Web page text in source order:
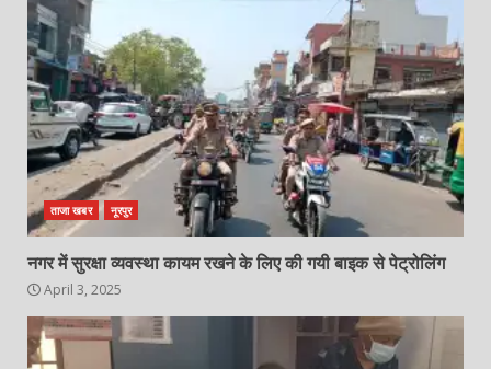
ताजा खबर नूरपुर
नगर में सुरक्षा व्यवस्था कायम रखने के लिए की गयी बाइक से पेट्रोलिंग
April 3, 2025